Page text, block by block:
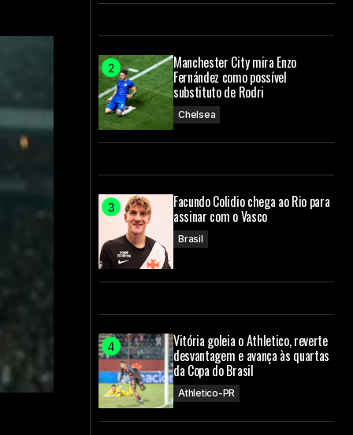
Manchester City mira Enzo
Fernández como possível
substituto de Rodri
Chelsea
Facundo Colidio chega ao Rio para
assinar com o Vasco
Brasil
Vitória goleia o Athletico, reverte
desvantagem e avança às quartas
da Copa do Brasil
Athletico-PR